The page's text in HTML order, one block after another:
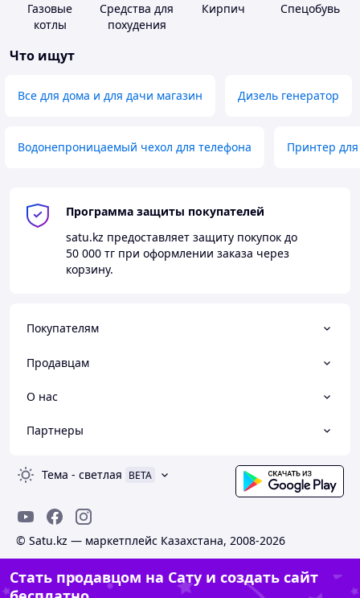
Газовые
котлы
Средства для
похудения
Кирпич Спецобувь
Что ищут
Все для дома и для дачи магазин Дизель генератор
Водонепроницаемый чехол для телефона Принтер
Программа защиты покупателей
satu.kz предоставляет защиту покупок до
50 000 тг при оформлении заказа через
корзину.
Покупателям
Продавцам
О нас
Партнеры
Тема - светлая BETA
© Satu.kz — маркетплейс Казахстана, 2008-2026
Стать продавцом на Сату и создать сайт